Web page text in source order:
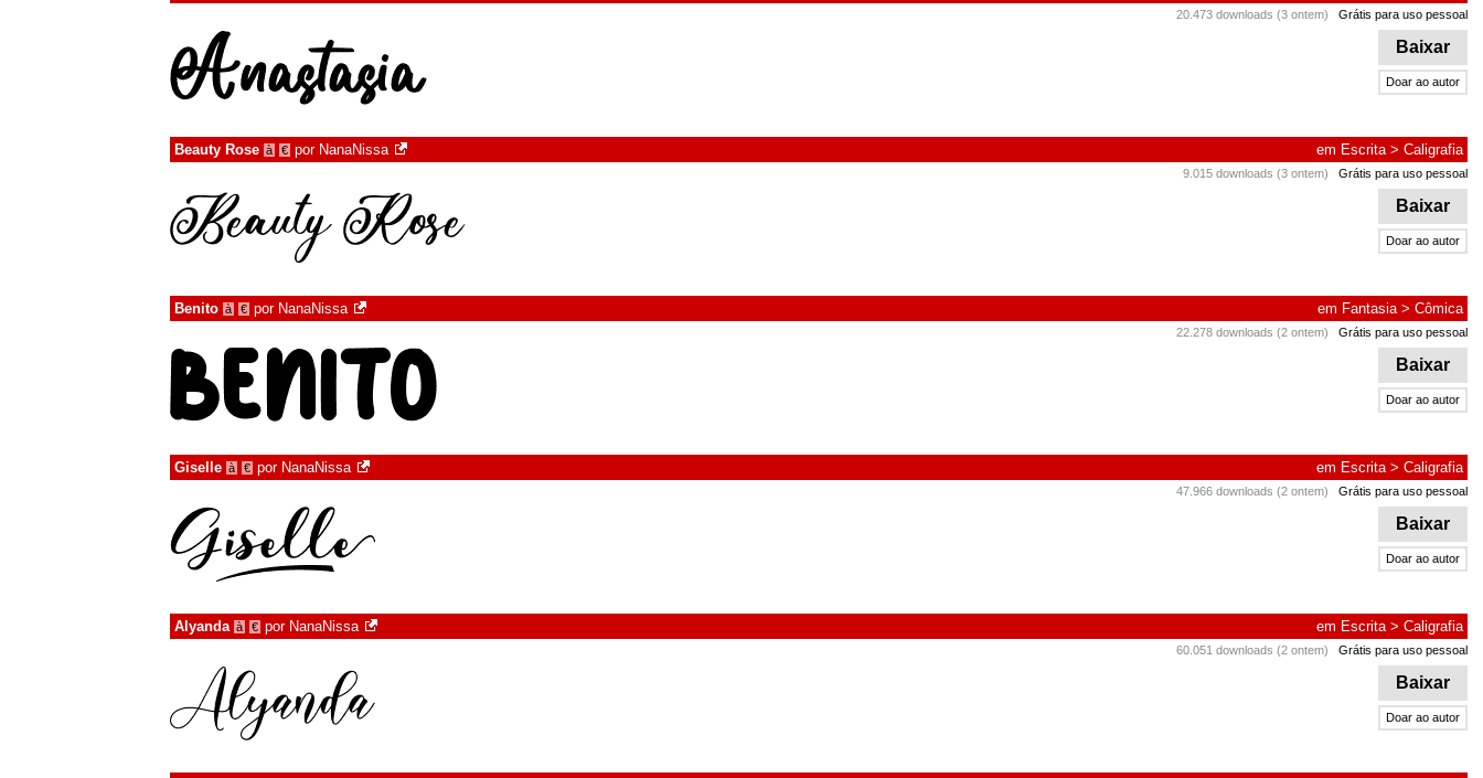
20.473 downloads (3 ontem) Grátis para uso pessoal
Baixar
Doar ao autor
Beauty Rose à € por NanaNissa em Escrita> Caligrafia
9.015 downloads (3 ontem) Grátis para uso pessoal
Baixar
Doar ao autor
Benito à € por NanaNissa em Fantasia> Cômica
22.278 downloads (2 ontem) Grátis para uso pessoal
Baixar
Doar ao autor
Giselle à € por NanaNissa em Escrita> Caligrafia
47.966 downloads (2 ontem) Grátis para uso pessoal
Baixar
Doar ao autor
Alyanda à € por NanaNissa em Escrita> Caligrafia
60.051 downloads (2 ontem) Grátis para uso pessoal
Baixar
Doar ao autor